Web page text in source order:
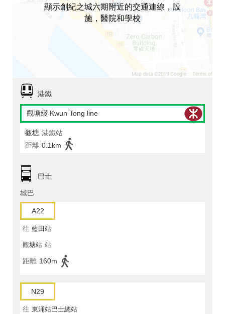
顯示創紀之城六期附近的交通連線，設
施，醫院和學校
港鐵
觀塘綫 Kwun Tong line
觀塘 港鐵站
距離 0.1km
巴士
城巴
A22
往 藍田站
觀塘站 站
距離 160m
N29
往 東涌站巴士總站